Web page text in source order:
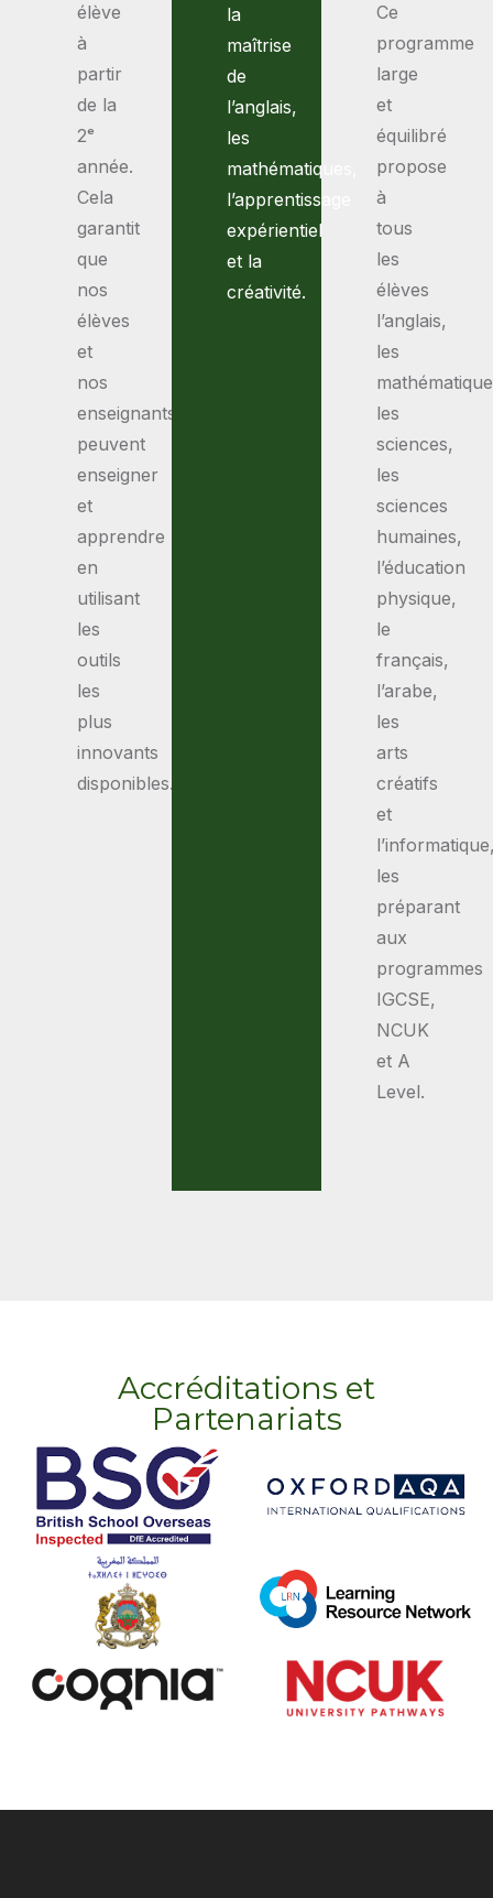
élève
à
partir
de la
2ᵉ
année.
Cela
garantit
que
nos
élèves
et
nos
enseignants
peuvent
enseigner
et
apprendre
en
utilisant
les
outils
les
plus
innovants
disponibles.
la
maîtrise
de
l’anglais,
les
mathématiques,
l’apprentissage
expérientiel
et la
créativité.
Ce
programme
large
et
équilibré
propose
à
tous
les
élèves
l’anglais,
les
les
sciences,
les
sciences
humaines,
l’éducation
physique,
le
français,
l’arabe,
les
arts
créatifs
et
les
préparant
aux
programmes
IGCSE,
NCUK
et A
Level.
Accréditations et
Partenariats